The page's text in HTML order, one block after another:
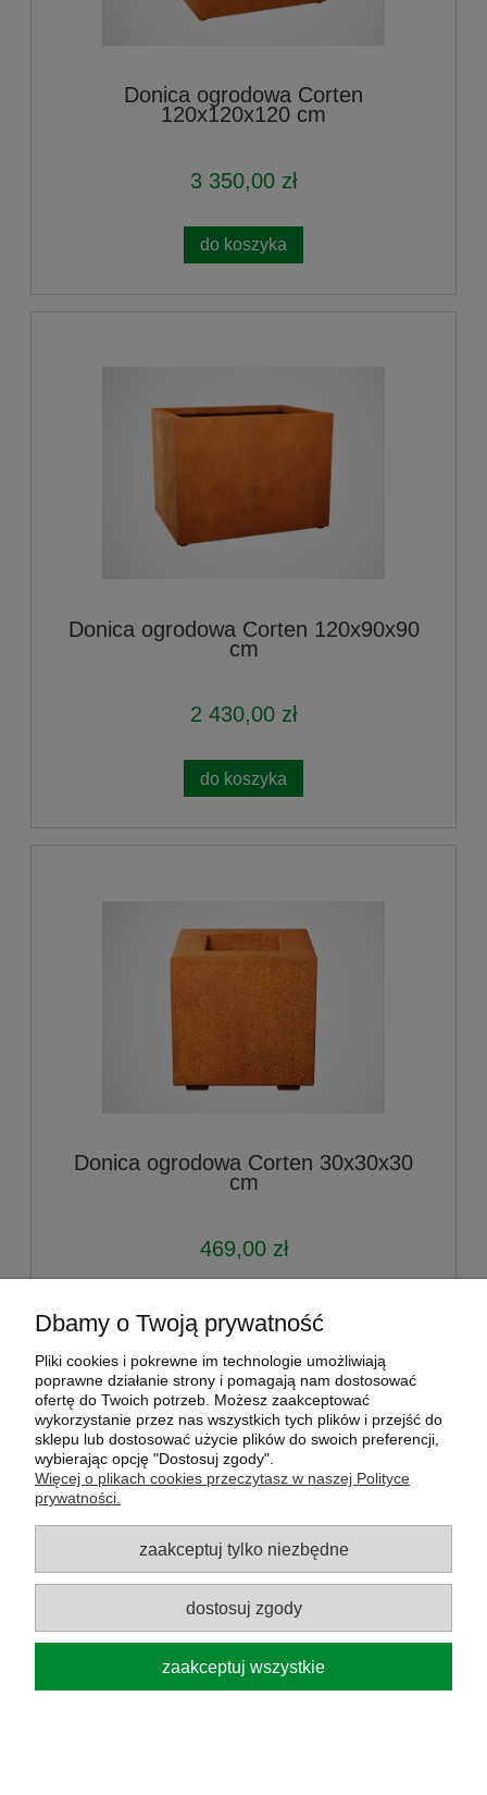
Donica ogrodowa Corten
120x120x120 cm
3 350,00 zł
do koszyka
Donica ogrodowa Corten 120x90x90
cm
2 430,00 zł
do koszyka
Donica ogrodowa Corten 30x30x30
cm
469,00 zł
do koszyka
Donica ogrodowa Corten 45x45x45
Dbamy o Twoją prywatność
Pliki cookies i pokrewne im technologie umożliwiają
poprawne działanie strony i pomagają nam dostosować
ofertę do Twoich potrzeb. Możesz zaakceptować
wykorzystanie przez nas wszystkich tych plików i przejść do
sklepu lub dostosować użycie plików do swoich preferencji,
wybierając opcję "Dostosuj zgody".
Więcej o plikach cookies przeczytasz w naszej Polityce
prywatności.
zaakceptuj tylko niezbędne
dostosuj zgody
zaakceptuj wszystkie